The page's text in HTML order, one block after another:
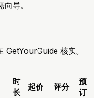
导。
GetYourGuide 核实。
时
长
起价 评分
预
订